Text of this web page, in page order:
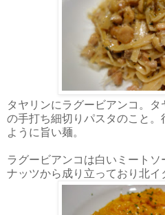
タヤリンにラグービアンコ。
の手打ち細切りパスタのこと
ように旨い麺。
ラグービアンコは白いミート
ナッツから成り立っており北イ